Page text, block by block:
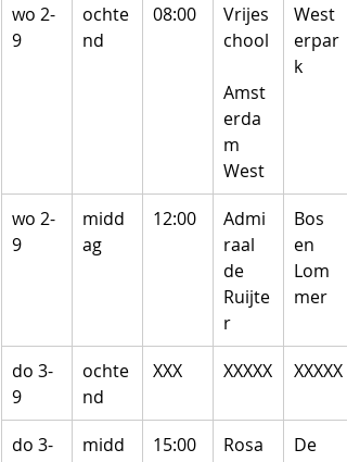
wo 2-
9
ochte
nd
08:00
Vrijes
chool
Amst
erda
m
West
West
erpar
k
wo 2-
9
midd
ag
12:00
Admi
raal
de
Ruijte
r
Bos
en
Lom
mer
do 3-
9
ochte
nd
XXX XXXXX XXXXX
do 3-
midd
15:00
Rosa
De